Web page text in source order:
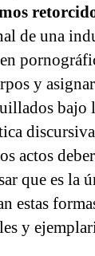
de una
y
bajo
actos
que es la
estas
y